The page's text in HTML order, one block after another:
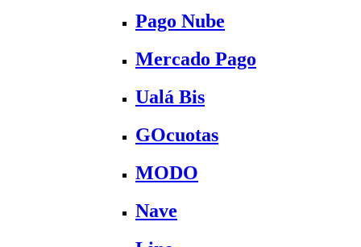
Pago Nube
Mercado Pago
Ualá Bis
GOcuotas
MODO
Nave